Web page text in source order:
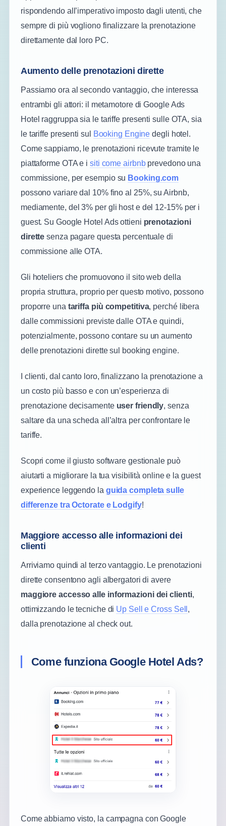
rispondendo all’imperativo imposto dagli utenti, che
sempre di più vogliono finalizzare la prenotazione
direttamente dal loro PC.
Aumento delle prenotazioni dirette
Passiamo ora al secondo vantaggio, che interessa
entrambi gli attori: il metamotore di Google Ads
Hotel raggruppa sia le tariffe presenti sulle OTA, sia
le tariffe presenti sul
Booking Engine degli hotel.
Come sappiamo, le prenotazioni ricevute tramite le
piattaforme OTA e isiti come airbnbprevedono una
commissione, per esempio su Booking.com
possono variare dal 10% fino al 25%, su Airbnb,
mediamente, del 3% per gli host e del 12-15% per i
guest. Su Google Hotel Ads ottieni prenotazioni
dirette senza pagare questa percentuale di
commissione alle OTA.
Gli hoteliers che promuovono il sito web della
propria struttura, proprio per questo motivo, possono
proporre una tariffa più competitiva, perché libera
dalle commissioni previste dalle OTA e quindi,
potenzialmente, possono contare su un aumento
delle prenotazioni dirette sul booking engine.
I clienti, dal canto loro, finalizzano la prenotazione a
un costo più basso e con un’esperienza di
prenotazione decisamente user friendly, senza
saltare da una scheda all’altra per confrontare le
tariffe.
Scopri come il giusto software gestionale può
aiutarti a migliorare la tua visibilità online e la guest
experience leggendo la guida completa sulle
differenze tra Octorate e Lodgify!
Maggiore accesso alle informazioni dei
clienti
Arriviamo quindi al terzo vantaggio. Le prenotazioni
dirette consentono agli albergatori di avere
maggiore accesso alle informazioni dei clienti,
ottimizzando le tecniche di Up Sell e Cross Sell ,
dalla prenotazione al check out.
Come funziona Google Hotel Ads?
Come abbiamo visto, la campagna con Google